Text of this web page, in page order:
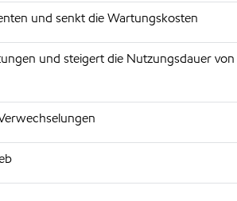
und senkt die Wartungskosten
und steigert die Nutzungsdauer